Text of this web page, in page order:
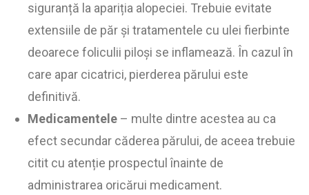
siguranță la apariția alopeciei. Trebuie evitate
extensiile de păr și tratamentele cu ulei fierbinte
deoarece foliculii piloși se inflamează. În cazul în
care apar cicatrici, pierderea părului este
definitivă.
Medicamentele – multe dintre acestea au ca
efect secundar căderea părului, de aceea trebuie
citit cu atenție prospectul înainte de
administrarea oricărui medicament.